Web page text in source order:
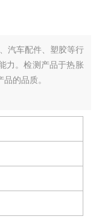
汽车配件、塑胶等行
力。检测产品于热胀
的品质。